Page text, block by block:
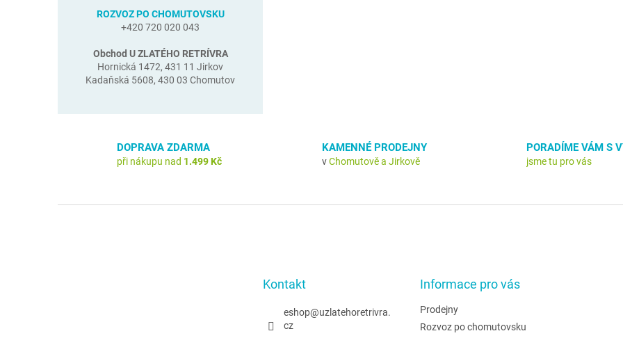
ROZVOZ PO CHOMUTOVSKU
+420 720 020 043
Obchod U ZLATÉHO RETRÍVRA
Hornická 1472, 431 11 Jirkov
Kadaňská 5608, 430 03 Chomutov
DOPRAVA ZDARMA
při nákupu nad 1.499 Kč
KAMENNÉ PRODEJNY
vChomutově a Jirkově
PORADÍME VÁM S
jsme tu pro vás
Kontakt
eshop@uzlatehoretrivra.
cz
Informace pro vás
Prodejny
Rozvoz po chomutovsku